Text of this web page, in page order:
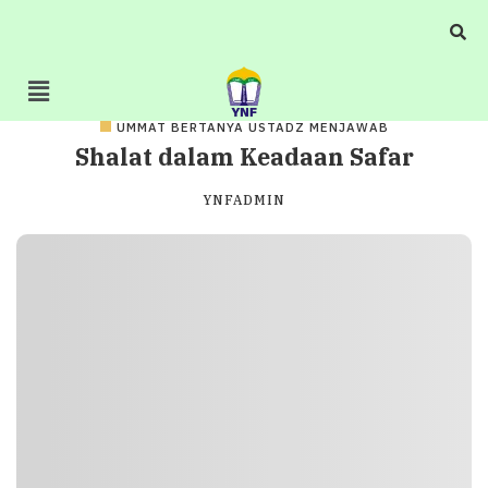
UMMAT BERTANYA USTADZ MENJAWAB
Shalat dalam Keadaan Safar
YNFADMIN